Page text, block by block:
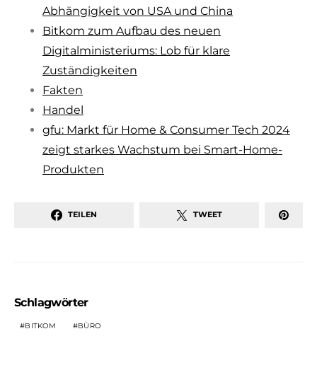
Abhängigkeit von USA und China
Bitkom zum Aufbau des neuen
Digitalministeriums: Lob für klare
Zuständigkeiten
Fakten
Handel
gfu: Markt für Home & Consumer Tech 2024
zeigt starkes Wachstum bei Smart-Home-
Produkten
TEILEN TWEET
Schlagwörter
BITKOM BÜRO